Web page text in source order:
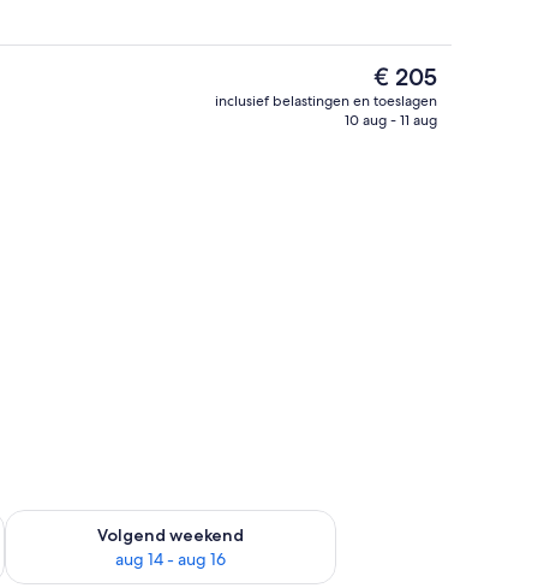
De
huidige
prijs
€ 205
inclusief belastingen en toeslagen
10 aug - 11 aug
weekend aug 7 - aug 9
Volgend weekend
aug 14 - aug 16
De beschikbaarheid controleren voor volgend weekend aug